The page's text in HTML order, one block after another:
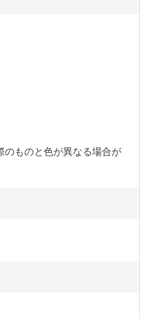
のものと色が異なる場合が